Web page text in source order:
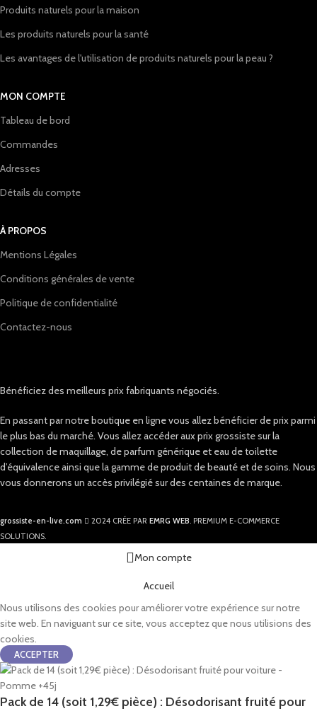
Produits naturels pour la maison
Les produits naturels pour la santé
Les avantages de l'utilisation de produits naturels pour la peau ?
MON COMPTE
Tableau de bord
Commandes
Adresses
Détails du compte
À PROPOS
Mentions Légales
Conditions générales de vente
Politique de confidentialité
Contactez-nous
Bénéficiez des meilleurs prix fabriquants négociés.
En passant par notre boutique en ligne vous allez bénéficier de prix parmi
le plus bas du marché. Vous allez accéder aux prix grossiste sur la
collection de maquillage, de parfum générique et eau de toilette
d’équivalence ainsi que la gamme de produit de beauté et de soins. Nous
vous donnerons un accès privilégié sur des centaines de marque.
grossiste-en-live.com 2024 CRÉE PAR EMRG WEB. PREMIUM E-COMMERCE
SOLUTIONS.
Mon compte
Accueil
Nous utilisons des cookies pour améliorer votre expérience sur notre
site web. En naviguant sur ce site, vous acceptez que nous utilisions des
cookies.
ACCEPTER
Pack de 14 (soit 1,29€ pièce) : Désodorisant fruité pour